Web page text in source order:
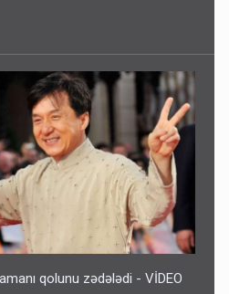
qolunu zədələdi - VİDEO